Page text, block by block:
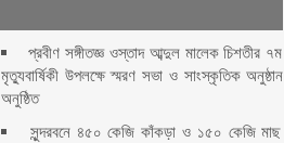
প্রবীণ সঙ্গীতজ্ঞ ওস্তাদ আব্দুল মালেক চিশতীর ৭ম
মৃত্যুবার্ষিকী উপলক্ষে স্মরণ সভা ও সাংস্কৃতিক অনুষ্ঠান
অনুষ্ঠিত
সুন্দরবনে ৪৫০ কেজি কাঁকড়া ও ১৫০ কেজি মাছ